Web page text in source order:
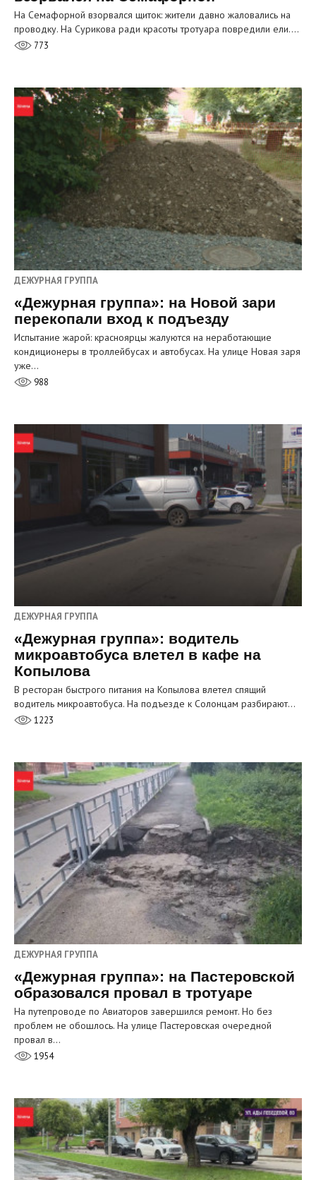
На Семафорной взорвался щиток: жители давно жаловались на
проводку. На Сурикова ради красоты тротуара повредили ели.…
773
ДЕЖУРНАЯ ГРУППА
«Дежурная группа»: на Новой зари
перекопали вход к подъезду
Испытание жарой: красноярцы жалуются на неработающие
кондиционеры в троллейбусах и автобусах. На улице Новая заря
уже…
988
ДЕЖУРНАЯ ГРУППА
«Дежурная группа»: водитель
микроавтобуса влетел в кафе на
Копылова
В ресторан быстрого питания на Копылова влетел спящий
водитель микроавтобуса. На подъезде к Солонцам разбирают…
1223
ДЕЖУРНАЯ ГРУППА
«Дежурная группа»: на Пастеровской
образовался провал в тротуаре
На путепроводе по Авиаторов завершился ремонт. Но без
проблем не обошлось. На улице Пастеровская очередной
провал в…
1954